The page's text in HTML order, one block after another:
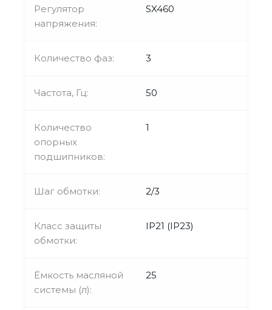
Регулятор
напряжения:
SX460
Количество фаз: 3
Частота, Гц: 50
Количество
опорных
подшипников:
1
Шаг обмотки: 2/3
Класс защиты
обмотки:
IP21 (IP23)
Ёмкость масляной
системы (л):
25